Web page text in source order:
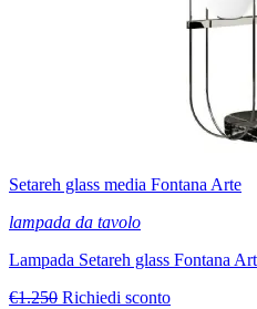
Setareh glass media Fontana Arte
lampada da tavolo
Lampada Setareh glass Fontana
€1.250 Richiedi sconto